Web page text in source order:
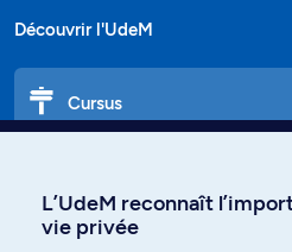
Découvrir l'UdeM
Cursus
L’UdeM reconnaît
vie privée